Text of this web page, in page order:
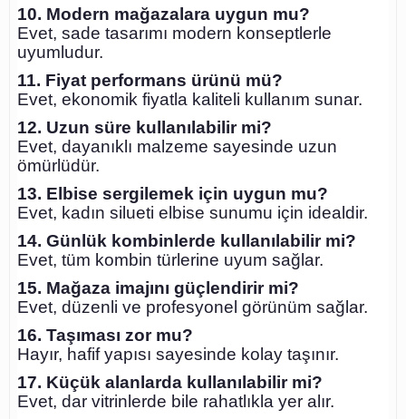
10. Modern mağazalara uygun mu?
Evet, sade tasarımı modern konseptlerle
uyumludur.
11. Fiyat performans ürünü mü?
Evet, ekonomik fiyatla kaliteli kullanım sunar.
12. Uzun süre kullanılabilir mi?
Evet, dayanıklı malzeme sayesinde uzun
ömürlüdür.
13. Elbise sergilemek için uygun mu?
Evet, kadın silueti elbise sunumu için idealdir.
14. Günlük kombinlerde kullanılabilir mi?
Evet, tüm kombin türlerine uyum sağlar.
15. Mağaza imajını güçlendirir mi?
Evet, düzenli ve profesyonel görünüm sağlar.
16. Taşıması zor mu?
Hayır, hafif yapısı sayesinde kolay taşınır.
17. Küçük alanlarda kullanılabilir mi?
Evet, dar vitrinlerde bile rahatlıkla yer alır.